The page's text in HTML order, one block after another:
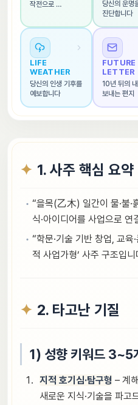
작전으로
당신의 운명
진단합니다
LIFE
WEATHER
당신의 인생 기후를
예보합니다
FUTURE
LETTER
10년 뒤의
보내는 편지
1. 사주 핵심 요약
“을목(乙木) 일간이 물·불·
식·아이디어를 사업으로 연
“학문·기술 기반 창업, 교육
적 사업가형’ 사주 구조입니
2. 타고난 기질
1) 성향 키워드 3~5
지적 호기심·탐구형 – 계
새로운 지식·기술을 파고